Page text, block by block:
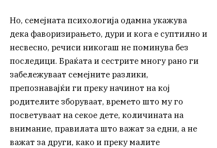
Но, семејната психологија одамна укажува
дека фаворизирањето, дури и кога е суптилно и
несвесно, речиси никогаш не поминува без
последици. Браќата и сестрите многу рано ги
забележуваат семејните разлики,
препознавајќи ги преку начинот на кој
родителите зборуваат, времето што му го
посветуваат на секое дете, количината на
внимание, правилата што важат за едни, а не
важат за други, како и преку малите